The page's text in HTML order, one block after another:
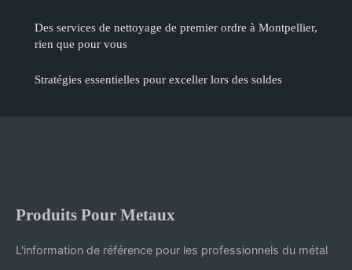
Des services de nettoyage de premier ordre à Montpellier,
rien que pour vous
Stratégies essentielles pour exceller lors des soldes
Produits Pour Metaux
L'information de référence pour les professionnels du métal